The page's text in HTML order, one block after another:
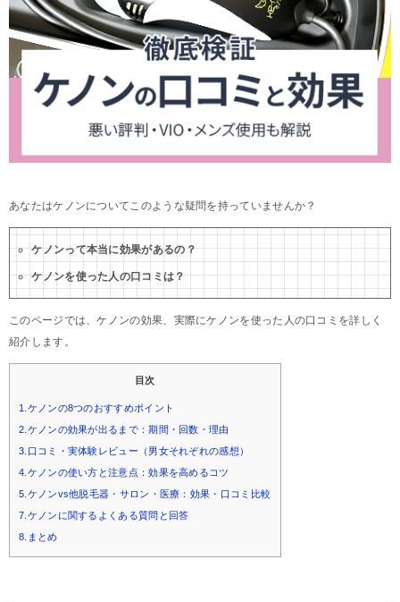
あなたはケノンについてこのような疑問を持っていませんか？
ケノンって本当に効果があるの？
ケノンを使った人の口コミは？
このページでは、ケノンの効果、実際にケノンを使った人の口コミを詳しく
紹介します。
目次
1.ケノンの8つのおすすめポイント
2.ケノンの効果が出るまで：期間・回数・理由
3.口コミ・実体験レビュー（男女それぞれの感想）
4.ケノンの使い方と注意点：効果を高めるコツ
5.ケノンvs他脱毛器・サロン・医療：効果・口コミ比較
7.ケノンに関するよくある質問と回答
8.まとめ